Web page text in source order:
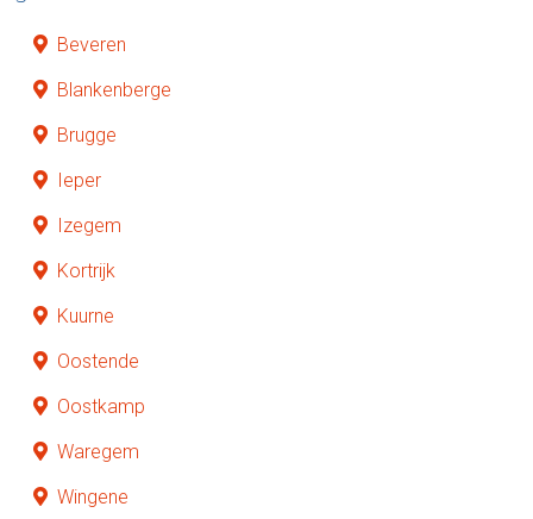
Beveren
Blankenberge
Brugge
Ieper
Izegem
Kortrijk
Kuurne
Oostende
Oostkamp
Waregem
Wingene